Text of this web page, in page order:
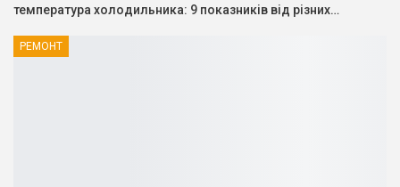
температура холодильника: 9 показників від різних…
РЕМОНТ